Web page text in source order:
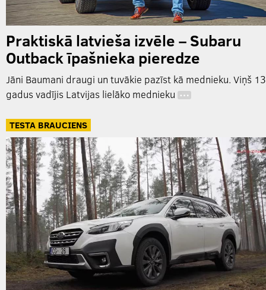
Praktiskā latvieša izvēle – Subaru
Outback īpašnieka pieredze
Jāni Baumani draugi un tuvākie pazīst kā mednieku. Viņš 13
gadus vadījis Latvijas lielāko mednieku …
TESTA BRAUCIENS